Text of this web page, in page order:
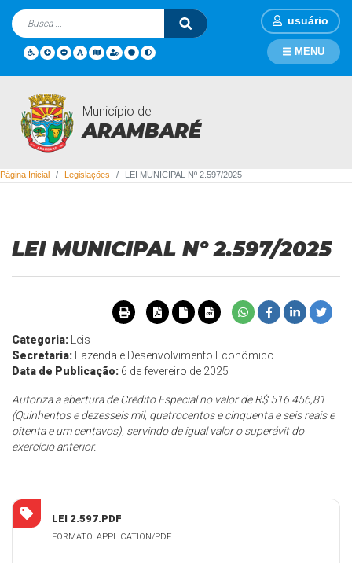
usuário
Município de
ARAMBARÉ
MENU
Legislações
Página Inicial Legislações LEI MUNICIPAL Nº 2.597/2025
LEI MUNICIPAL Nº 2.597/2025
Categoria:
Leis
Secretaria: Fazenda e Desenvolvimento Econômico
Data de Publicação: 6 de fevereiro de 2025
Autoriza a abertura de Crédito Especial no valor de R$ 516.456,81
(Quinhentos e dezesseis mil, quatrocentos e cinquenta e seis reais e
oitenta e um centavos), servindo de igual valor o superávit do
exercício anterior.
LEI 2.597.PDF
FORMATO: APPLICATION/PDF